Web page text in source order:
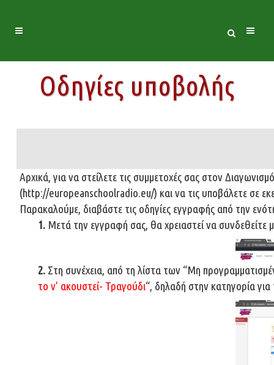
Οδηγίες υποβολής
Aρχικά, για να στείλετε τις συμμετοχές σας στον
(http://europeanschoolradio.eu/) και να τις υποβάλετε σε
Παρακαλούμε, διαβάστε τις οδηγίες εγγραφής από την
1.Μετά την εγγραφή σας, θα χρειαστεί να συνδεθείτε
2.Στη συνέχεια, από τη λίστα των “Μη
το ν’ ακουστεί- Τραγούδι“, δηλαδή στην κατηγορία